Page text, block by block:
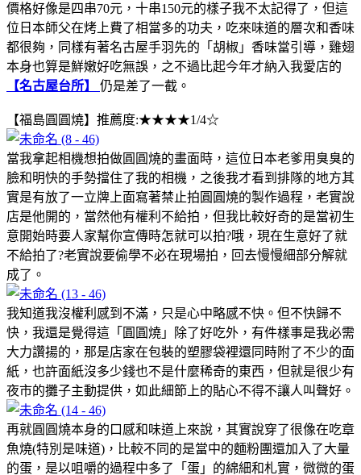
價格好像是四串70元，十串150元的樣子我不太記得了，但這
位日本師父在烤上費了相當多的功夫，吃來味道的層次和香味
都很夠，同樣有著名古屋手羽先的「胡椒」香味當引導，雞翅
本身也算是鮮嫩好吃無誤，之不過比起今年才納入我愛店的
【名古屋台所】 仍是差了一截。
【福島圓圓燒】推薦度:★★★★1/4☆
當我拿起相機想拍做圓圓燒的畫面時，這位日本老爹用臭臭的
臉和明快的手勢擋住了我的相機，之後我才看到排隊的地方其
實是有放了一立牌上面寫著禁止拍圓圓燒的製作過程，老實說
店是他開的，當然他有權利不給拍，但我比較好奇的是當初生
意開始時要人家幫你宣傳時怎就可以拍?哦，現在生意好了就
不給拍了?老實說要偷學不必在現場拍，回去慢慢細部分解就
成了。
我知道我沒權利感到不滿，只是心中略感不快。但不快歸不
快，我還是覺得這「圓圓燒」除了好吃外，有件樣事是我必需
大力讚揚的，那是店家在包裝的塑膠袋裡還同時附了不少的面
紙，也許面紙沒多少錢也不是什麼稀奇的東西，但就是很少有
夜市的攤子主動提供，如此細節上的貼心不得不讓人叫聲好。
再就圓圓燒本身的口感和味道上來說，其實說穿了很像在吃章
魚燒(特別是味道)，比較不同的是當中的麵粉團還加入了大量
的蛋，是以咀嚼的過程中多了「蛋」的綿細和札實，微微的蛋